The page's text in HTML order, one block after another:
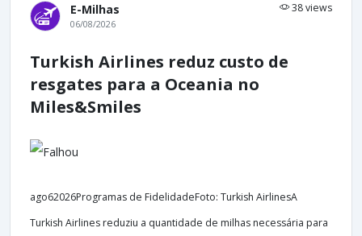
E-Milhas 38 views
06/08/2026
Turkish Airlines reduz custo de
resgates para a Oceania no
Miles&Smiles
ago62026Programas de FidelidadeFoto: Turkish AirlinesA
Turkish Airlines reduziu a quantidade de milhas necessária para